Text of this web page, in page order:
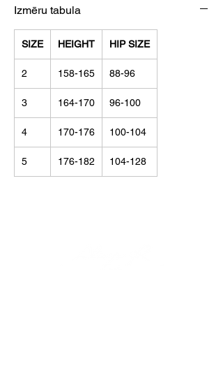
Izmēru tabula
SIZE HEIGHT HIP SIZE
2 158-165 88-96
3 164-170 96-100
4 170-176 100-104
5 176-182 104-128